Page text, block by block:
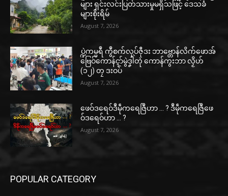
များ ရှင်းလင်းပြတ်သားမှုမရှိသဖြင့် ဒေသခံ
များစိုးရိမ်
August 7, 2026
ပ္ဍဲကမ္မရဳ ကွဳစက်လုပ်ဇီုဒး ဘာဗ္တောန်လိက်ဖောအ်
ဗြေဝ်ကောန်ၚာ်မွဲဒၞါဲတုဲ ကောန်ကွးဘာ လၟိဟ်
(၁၂) တၠ ဒးဝပ်
August 7, 2026
ဖေဝ်ဒရေဝ်ဒဳမဵုကရေဇြဳဟာ … ? ဒဳမဵုကရေဇြဳဖေ
ဝ်ဒရေဝ်ဟာ … ?
August 7, 2026
POPULAR CATEGORY